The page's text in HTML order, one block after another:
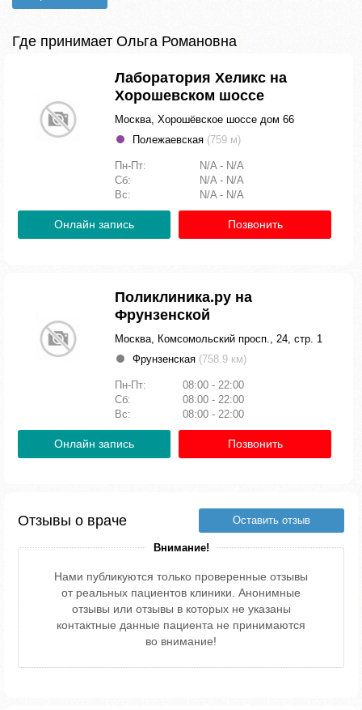
Где принимает Ольга Романовна
Лаборатория Хеликс на
Хорошевском шоссе
Москва, Хорошёвское шоссе дом 66
Полежаевская (759 м)
Пн-Пт:
N/A - N/A
Сб:
N/A - N/A
Вс:
N/A - N/A
Онлайн запись Позвонить
Поликлиника.ру на
Фрунзенской
Москва, Комсомольский просп., 24, стр. 1
Фрунзенская (758.9 км)
Пн-Пт:
08:00 - 22:00
Сб:
08:00 - 22:00
Вс:
08:00 - 22:00
Онлайн запись Позвонить
Отзывы о враче Оставить отзыв
Внимание!
Нами публикуются только проверенные отзывы
от реальных пациентов клиники. Анонимные
отзывы или отзывы в которых не указаны
контактные данные пациента не принимаются
во внимание!